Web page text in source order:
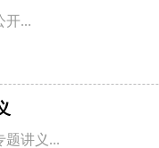
开...
题讲义...